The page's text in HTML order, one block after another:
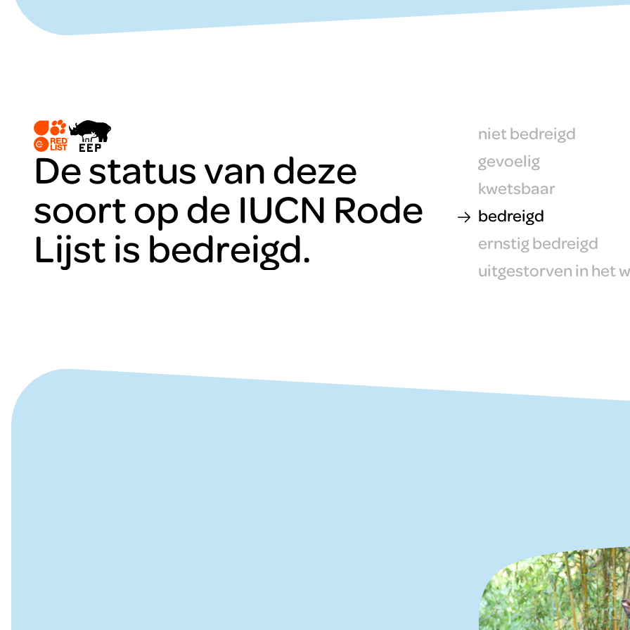
De status van deze
soort op de IUCN Rode
Lijst is bedreigd.
niet bedreigd
gevoelig
kwetsbaar
bedreigd
ernstig bedreigd
uitgestorven in het